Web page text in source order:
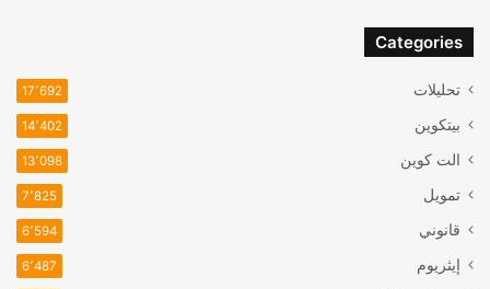
Categories
تحليلات 17٬692
بيتكوين 14٬402
الت كوين 13٬098
تمويل 7٬825
قانوني 6٬594
إيثريوم 6٬487